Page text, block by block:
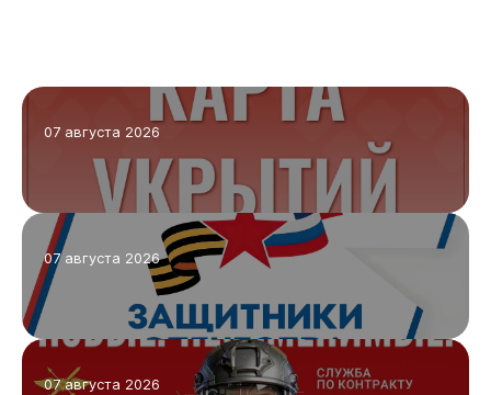
07 августа 2026
07 августа 2026
07 августа 2026